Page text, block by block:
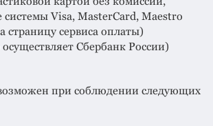
Кровельная
вентиляция
Доборные
Водосточная
Софиты
Смотреть
Visa, MasterCard, Maestro
страницу сервиса оплаты)
Сбербанк России)
при соблюдении следующих